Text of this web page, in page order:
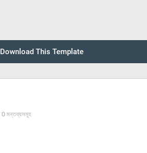
Download This Template
0 মন্তব্যসমূহ